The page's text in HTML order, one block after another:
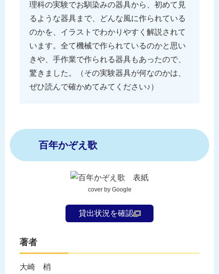
理科の実験でお馴染みの器具から、初めて見
るような器具まで、どんな風に作られている
のかを、イラストでわかりやすく解説されて
います。全て機械で作られているのかと思い
きや、手作業で作られる器具もあったので、
驚きました。（その実験器具が何なのかは、
ぜひ読んで確かめてみてください♪）
百年かぞえ歌
cover by Google
貸出状況を確認
著者
大崎 梢